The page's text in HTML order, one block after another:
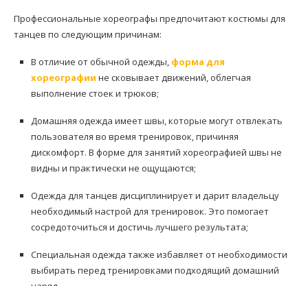
Профессиональные хореографы предпочитают костюмы для
танцев по следующим причинам:
В отличие от обычной одежды, форма для
хореографии не сковывает движений, облегчая
выполнение стоек и трюков;
Домашняя одежда имеет швы, которые могут отвлекать
пользователя во время тренировок, причиняя
дискомфорт. В форме для занятий хореографией швы не
видны и практически не ощущаются;
Одежда для танцев дисциплинирует и дарит владельцу
необходимый настрой для тренировок. Это помогает
сосредоточиться и достичь лучшего результата;
Специальная одежда также избавляет от необходимости
выбирать перед тренировками подходящий домашний